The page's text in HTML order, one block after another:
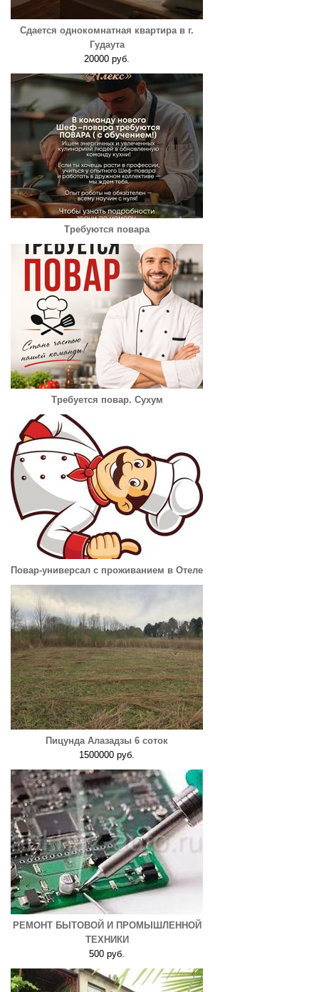
Сдается однокомнатная квартира в г.
Гудаута
20000 руб.
Требуются повара
Требуется повар. Сухум
Повар-универсал с проживанием в Отеле
Пицунда Алазадзы 6 соток
1500000 руб.
РЕМОНТ БЫТОВОЙ И ПРОМЫШЛЕННОЙ
ТЕХНИКИ
500 руб.